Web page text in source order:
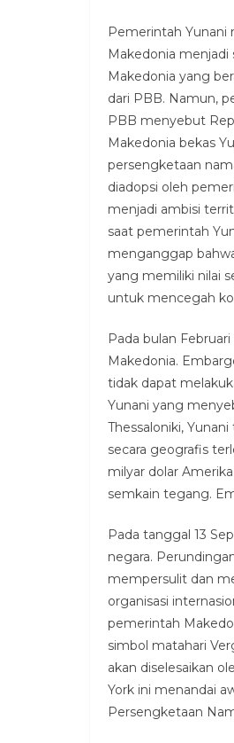
Pemerintah Yunani
Makedonia
Makedonia yang
dari PBB. Namun,
PBB menyebut
Makedonia bekas
persengketaan
diadopsi oleh
menjadi ambisi
saat pemerintah
menganggap
yang memiliki nilai
untuk mencegah
Pada bulan
Makedonia.
tidak dapat
Yunani yang
Thessaloniki,
secara geografis
milyar dolar
semkain tegang.
Pada tanggal 13
negara.
mempersulit dan
organisasi
pemerintah
simbol matahari
akan diselesaikan
York ini menandai
Persengketaan